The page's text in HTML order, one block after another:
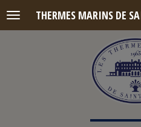
Menu THERMES MARINS DE